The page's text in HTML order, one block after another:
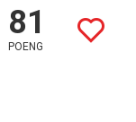
81
POENG